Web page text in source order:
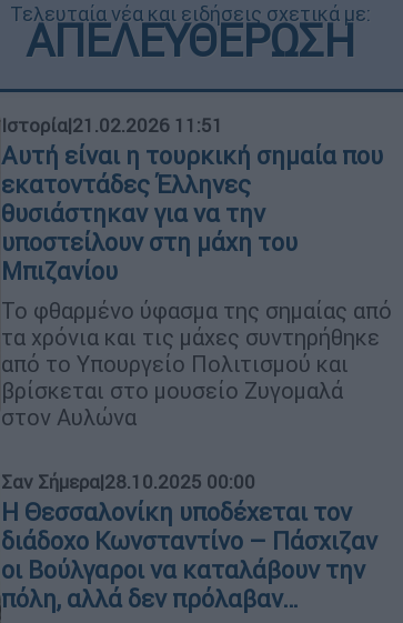
Τελευταία νέα και ειδήσεις σχετικά με:
ΑΠΕΛΕΥΘΕΡΩΣΗ
Ιστορία|21.02.2026 11:51
Αυτή είναι η τουρκική σημαία που
εκατοντάδες Έλληνες
θυσιάστηκαν για να την
υποστείλουν στη μάχη του
Μπιζανίου
Το φθαρμένο ύφασμα της σημαίας από
τα χρόνια και τις μάχες συντηρήθηκε
από το Υπουργείο Πολιτισμού και
βρίσκεται στο μουσείο Ζυγομαλά
στον Αυλώνα
Σαν Σήμερα|28.10.2025 00:00
Η Θεσσαλονίκη υποδέχεται τον
διάδοχο Κωνσταντίνο – Πάσχιζαν
οι Βούλγαροι να καταλάβουν την
πόλη, αλλά δεν πρόλαβαν…